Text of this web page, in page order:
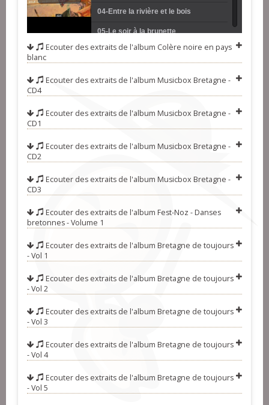
04-Entre la rivière et le bois
05-Le soir à la brunette
06-La mantelle
09-Pelouse interdite
10-La belle à la tour
11-Autour de Babel
14-J'y faisais l'amour
15-Pour les amitiés d'une fille
16-Sur les bords du pré
Ecouter des extraits de l'album Colère noire en pays
blanc
Ecouter des extraits de l'album Musicbox Bretagne -
CD4
Ecouter des extraits de l'album Musicbox Bretagne -
CD1
Ecouter des extraits de l'album Musicbox Bretagne -
CD2
Ecouter des extraits de l'album Musicbox Bretagne -
CD3
Ecouter des extraits de l'album Fest-Noz - Danses
bretonnes - Volume 1
Ecouter des extraits de l'album Bretagne de toujours
- Vol 1
Ecouter des extraits de l'album Bretagne de toujours
- Vol 2
Ecouter des extraits de l'album Bretagne de toujours
- Vol 3
Ecouter des extraits de l'album Bretagne de toujours
- Vol 4
Ecouter des extraits de l'album Bretagne de toujours
- Vol 5